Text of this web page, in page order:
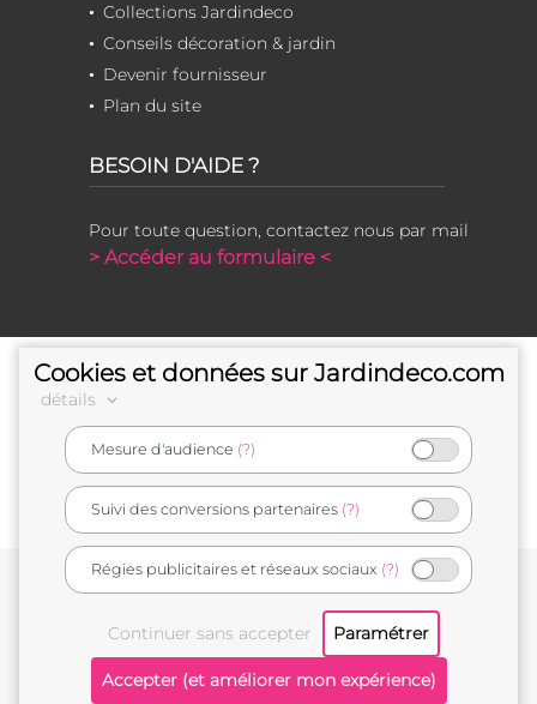
Collections Jardindeco
Conseils décoration & jardin
Devenir fournisseur
Plan du site
BESOIN D'AIDE ?
Pour toute question, contactez nous par mail
> Accéder au formulaire <
e-commerçant français
Conditions générales de vente
Cookies et données sur Jardindeco.com
détails
Mesure d'audience (?)
Suivi des conversions partenaires (?)
Régies publicitaires et réseaux sociaux (?)